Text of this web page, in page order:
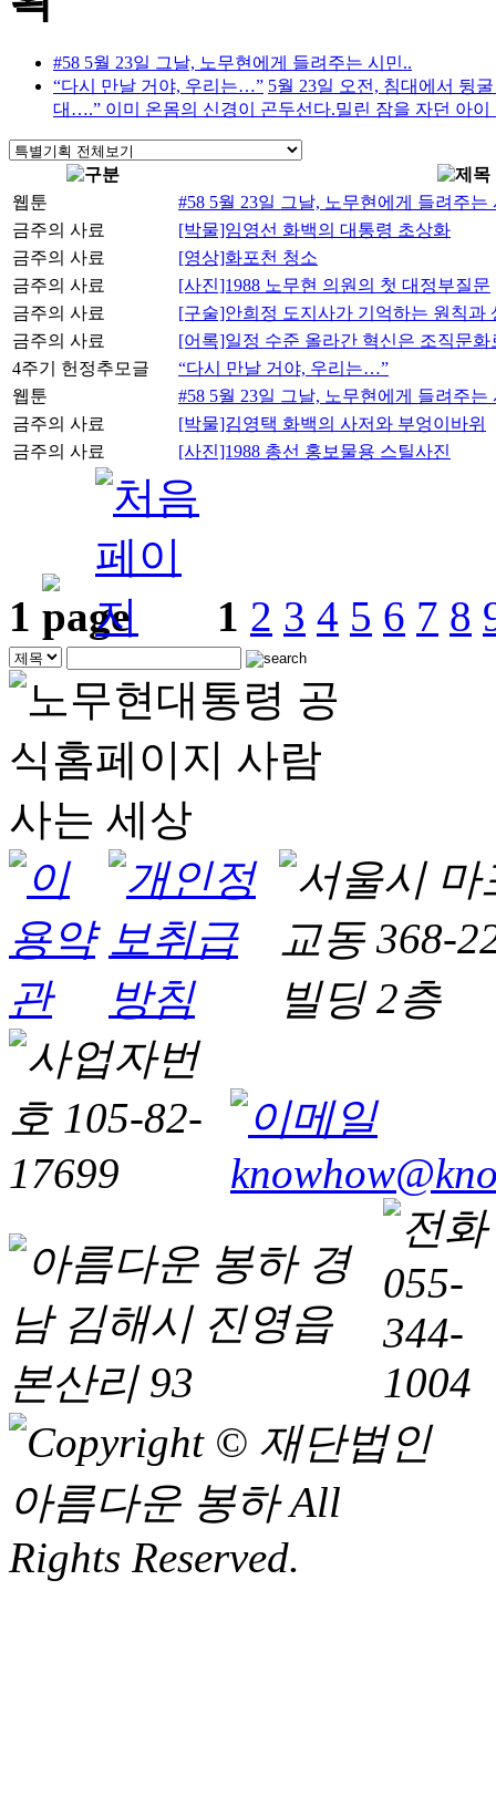
#58 5월 23일 그날, 노무현에게 들려주는 시민..
“다시 만날 거야, 우리는…” 5월 23일 오전, 침대에서 뒹
대….” 이미 온몸의 신경이 곤두선다.밀린 잠을 자던 아이
웹툰
#58 5월 23일 그날, 노무현에게 들려주는
금주의 사료
[박물]임영선 화백의 대통령 초상화
금주의 사료
[영상]화포천 청소
금주의 사료
[사진]1988 노무현 의원의 첫 대정부질문
금주의 사료
[구술]안희정 도지사가 기억하는 원칙과
금주의 사료
[어록]일정 수준 올라간 혁신은 조직문화
4주기 헌정추모글
“다시 만날 거야, 우리는…”
웹툰
#58 5월 23일 그날, 노무현에게 들려주는
금주의 사료
[박물]김영택 화백의 사저와 부엉이바위
금주의 사료
[사진]1988 총선 홍보물용 스틸사진
1 1 2 3 4 5 6 7 8